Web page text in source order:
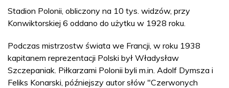
Stadion Polonii, obliczony na 10 tys. widzów, przy
Konwiktorskiej 6 oddano do użytku w 1928 roku.
Podczas mistrzostw świata we Francji, w roku 1938
kapitanem reprezentacji Polski był Władysław
Szczepaniak. Piłkarzami Polonii byli m.in. Adolf Dymsza i
Feliks Konarski, późniejszy autor słów "Czerwonych